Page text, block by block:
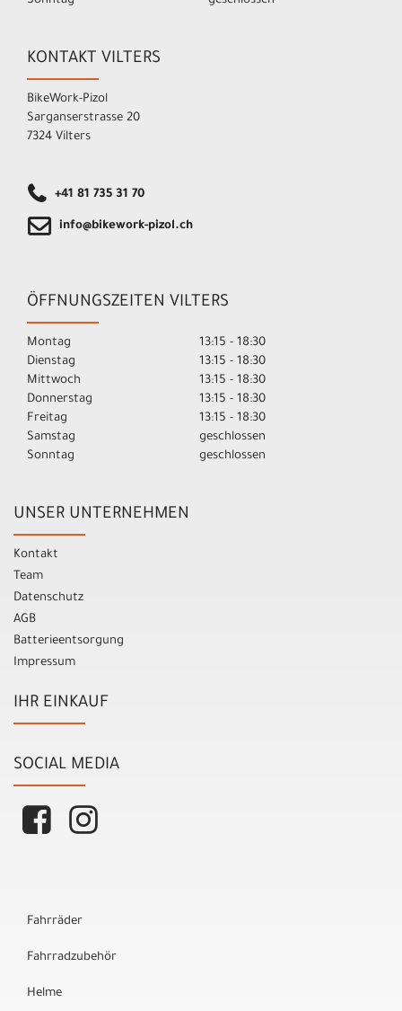
KONTAKT VILTERS
BikeWork-Pizol
Sarganserstrasse 20
7324 Vilters
+41 81 735 31 70
info@bikework-pizol.ch
ÖFFNUNGSZEITEN VILTERS
Montag
13:15 - 18:30
Dienstag
13:15 - 18:30
Mittwoch
13:15 - 18:30
Donnerstag
13:15 - 18:30
Freitag
13:15 - 18:30
Samstag
geschlossen
Sonntag
geschlossen
UNSER UNTERNEHMEN
Kontakt
Team
Datenschutz
AGB
Batterieentsorgung
Impressum
IHR EINKAUF
SOCIAL MEDIA
Fahrräder
Fahrradzubehör
Helme